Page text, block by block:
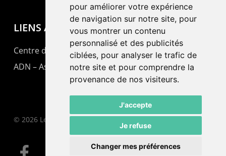
pour améliorer votre expérience
de navigation sur notre site, pour
vous montrer un contenu
personnalisé et des publicités
ciblées, pour analyser le trafic de
notre site et pour comprendre la
provenance de nos visiteurs.
J'accepte
Je refuse
Changer mes préférences
LIENS AMIS
Centre de culture ABC
ADN – Association Danse Neuchâtel
© 2026 Le Pommier.
facebook email